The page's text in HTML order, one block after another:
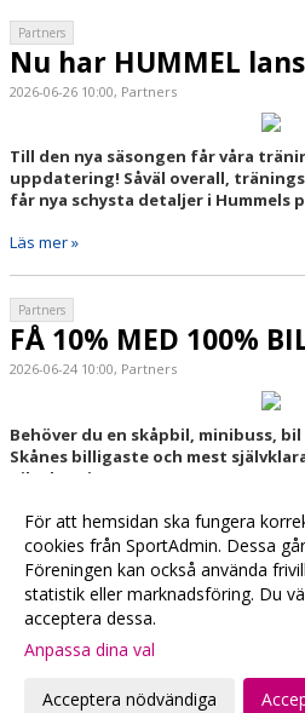
Partners
Nu har HUMMEL
2026-06-26 10:00, Partners
Till den nya säsongen får våra
uppdatering! Såväl overall,
får nya schysta detaljer i Hummels
Läs mer »
Partners
FÅ 10% MED 100%
2026-06-24 10:00, Partners
Behöver du en skåpbil, minibuss, bil
Skånes billigaste och mest
Biluthyrning!
Läs mer »
Fler nyheter >>
inställningar
Webbversion
För att hemsidan ska fungera
cookies från SportAdmin. Dessa
Föreningen kan också använda
statistik eller marknadsföring. Du
acceptera dessa.
Anpassa dina val
Acceptera nödvändiga